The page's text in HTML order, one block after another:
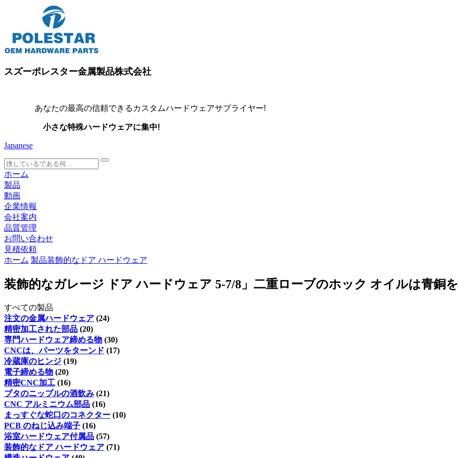
スズーポレスター金属製品株式会社
あなたの最高の信頼できるカスタムハードウェアサプライヤー!
小さな特殊ハードウェアに集中!
Japanese
search
ホーム
製品
動画
企業情報
会社案内
品質管理
お問い合わせ
見積依頼
ホーム 製品装飾的なドア ハードウェア
装飾的なガレージ ドア ハードウェア 5-7/8」二重ローブのホック オイルは青銅
すべての製品
注文の金属ハードウェア (24)
精密加工された部品 (20)
専門ハードウェア締める物 (30)
CNCは、パーツをターンド (17)
冷蔵庫のヒンジ (19)
電子締める物 (20)
精密CNC加工 (16)
ブタのニップルの酒飲み (21)
CNC アルミニウム部品 (16)
まっすぐな蛇口のコネクター (10)
PCB のねじ込み端子 (16)
浴室ハードウェア付属品 (57)
装飾的なドア ハードウェア (71)